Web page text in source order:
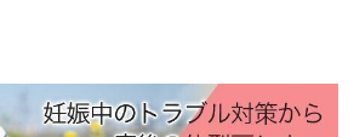
もりだけど、実はまじまじと見たことが
なに表情豊かとは驚きでした。写真も文
うなコメントは、知識を増やしてくれる
暮らす仲間たちへの親近感を深めてくれ